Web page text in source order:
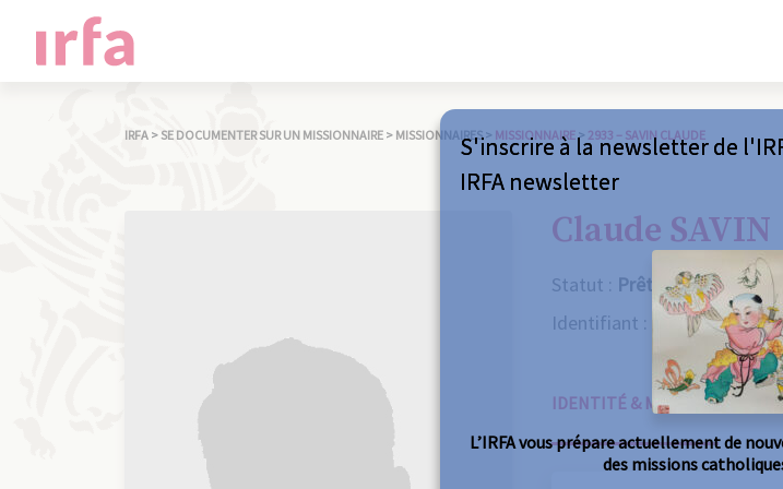
IRFA >SE DOCUMENTER SUR UN MISSIONNAIRE > MISSIONNAIRES > MISSIONNAIRE> 2933 – SAVIN CLAUDE
Claude SAVIN
Statut : Prêtre
Identifiant : 2933
IDENTITÉ & MISSIONS
S'inscrire à la newsletter de
IRFA newsletter
L’IRFA vous prépare actuellement de
des missions